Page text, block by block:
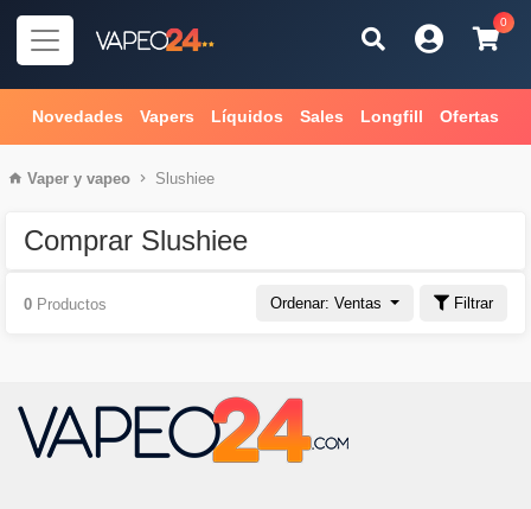
0
Novedades Vapers Líquidos Sales Longfill Ofertas
Vaper y vapeo Slushiee
Comprar Slushiee
Ordenar: Ventas Filtrar
0 Productos